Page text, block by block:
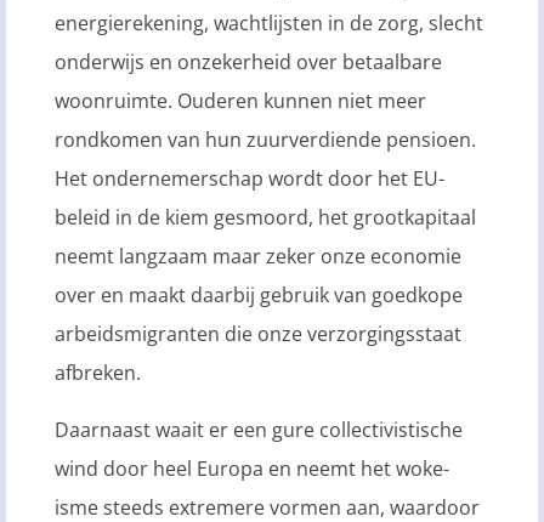
energierekening, wachtlijsten in de zorg, slecht
onderwijs en onzekerheid over betaalbare
woonruimte. Ouderen kunnen niet meer
rondkomen van hun zuurverdiende pensioen.
Het ondernemerschap wordt door het EU-
beleid in de kiem gesmoord, het grootkapitaal
neemt langzaam maar zeker onze economie
over en maakt daarbij gebruik van goedkope
arbeidsmigranten die onze verzorgingsstaat
afbreken.
Daarnaast waait er een gure collectivistische
wind door heel Europa en neemt het woke-
isme steeds extremere vormen aan, waardoor